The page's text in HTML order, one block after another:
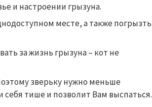
и настроении грызуна.
месте, а также погрызть
за жизнь грызуна – кот не
зверьку нужно меньше
тише и позволит Вам выспаться.